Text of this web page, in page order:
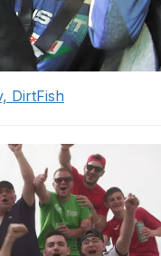
DirtFish